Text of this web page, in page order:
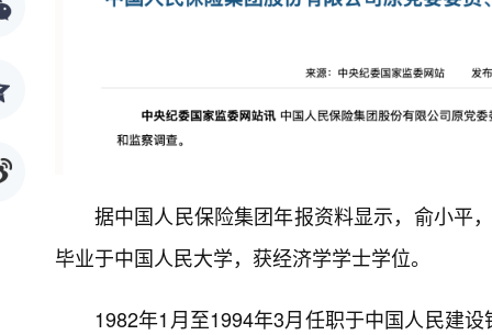
据中国人民保险集团年报资料显示，俞小平
毕业于中国人民大学，获经济学学士学位。
1982年1月至1994年3月任职于中国人民建